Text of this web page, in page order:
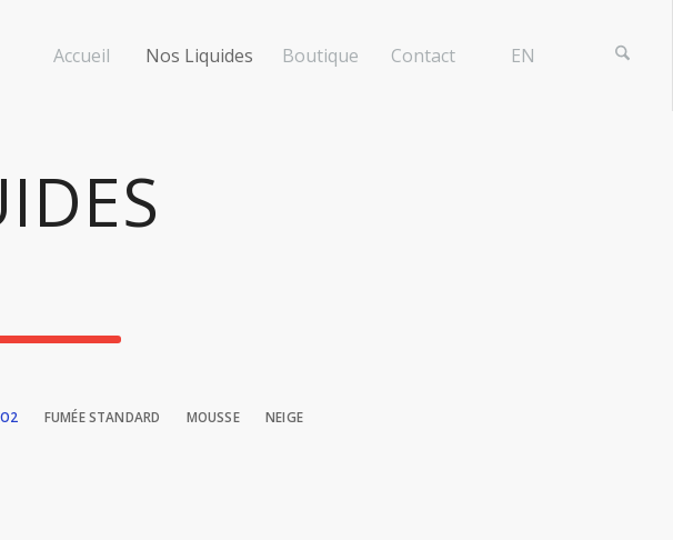
Accueil Nos Liquides Boutique Contact EN
FUMÉE STANDARD MOUSSE NEIGE